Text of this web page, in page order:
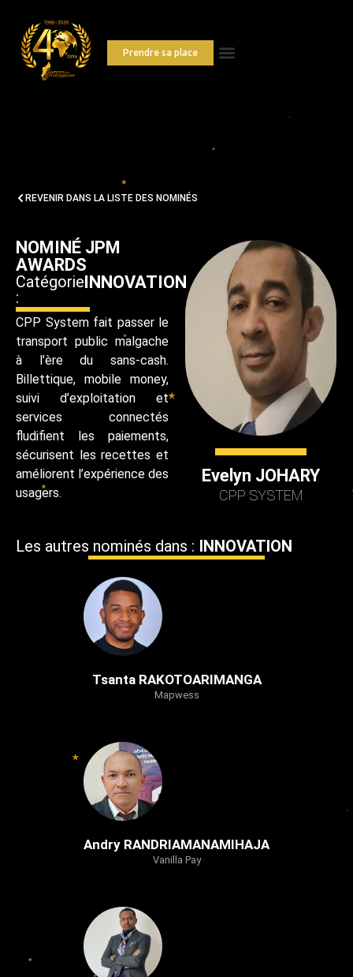
Prendre sa place
REVENIR DANS LA LISTE DES NOMINÉS
NOMINÉ JPM
AWARDS
Catégorie
:
INNOVATION
CPP System fait passer le
transport public malgache
à l’ère du sans-cash.
Billettique, mobile money,
suivi d’exploitation et
services connectés
fludifient les paiements,
sécurisent les recettes et
améliorent l’expérience des
usagers.
Evelyn JOHARY
CPP SYSTEM
Les autres nominés dans : INNOVATION
Tsanta RAKOTOARIMANGA
Mapwess
Andry RANDRIAMANAMIHAJA
Vanilla Pay